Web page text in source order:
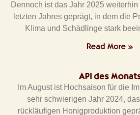
anzeigen"
Dennoch ist das Jahr 2025
letzten Jahres geprägt, in dem die
Klima und Schädlinge stark
Read More »
API des
Im August ist Hochsaison für die
sehr schwierigen Jahr 2024,
rückläufigen Honigproduktion